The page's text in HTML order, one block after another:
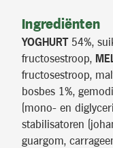
Ingrediënten
YOGHURT 54%,
fructosestroop,
fructosestroop,
bosbes 1%,
(mono- en
stabilisatoren
guargom,